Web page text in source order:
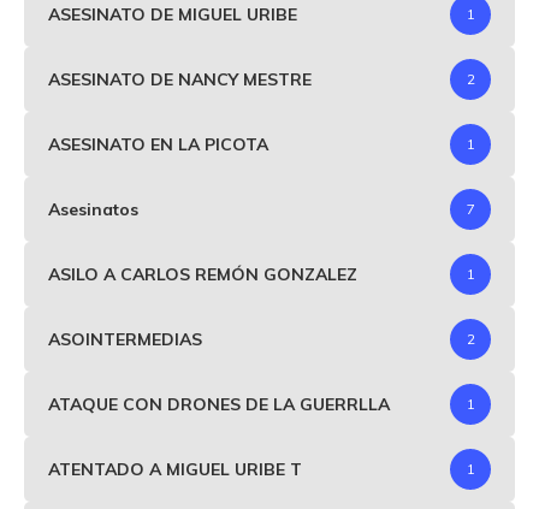
ASESINATO DE MIGUEL URIBE 1
ASESINATO DE NANCY MESTRE 2
ASESINATO EN LA PICOTA 1
Asesinatos 7
ASILO A CARLOS REMÓN GONZALEZ 1
ASOINTERMEDIAS 2
ATAQUE CON DRONES DE LA GUERRLLA 1
ATENTADO A MIGUEL URIBE T 1